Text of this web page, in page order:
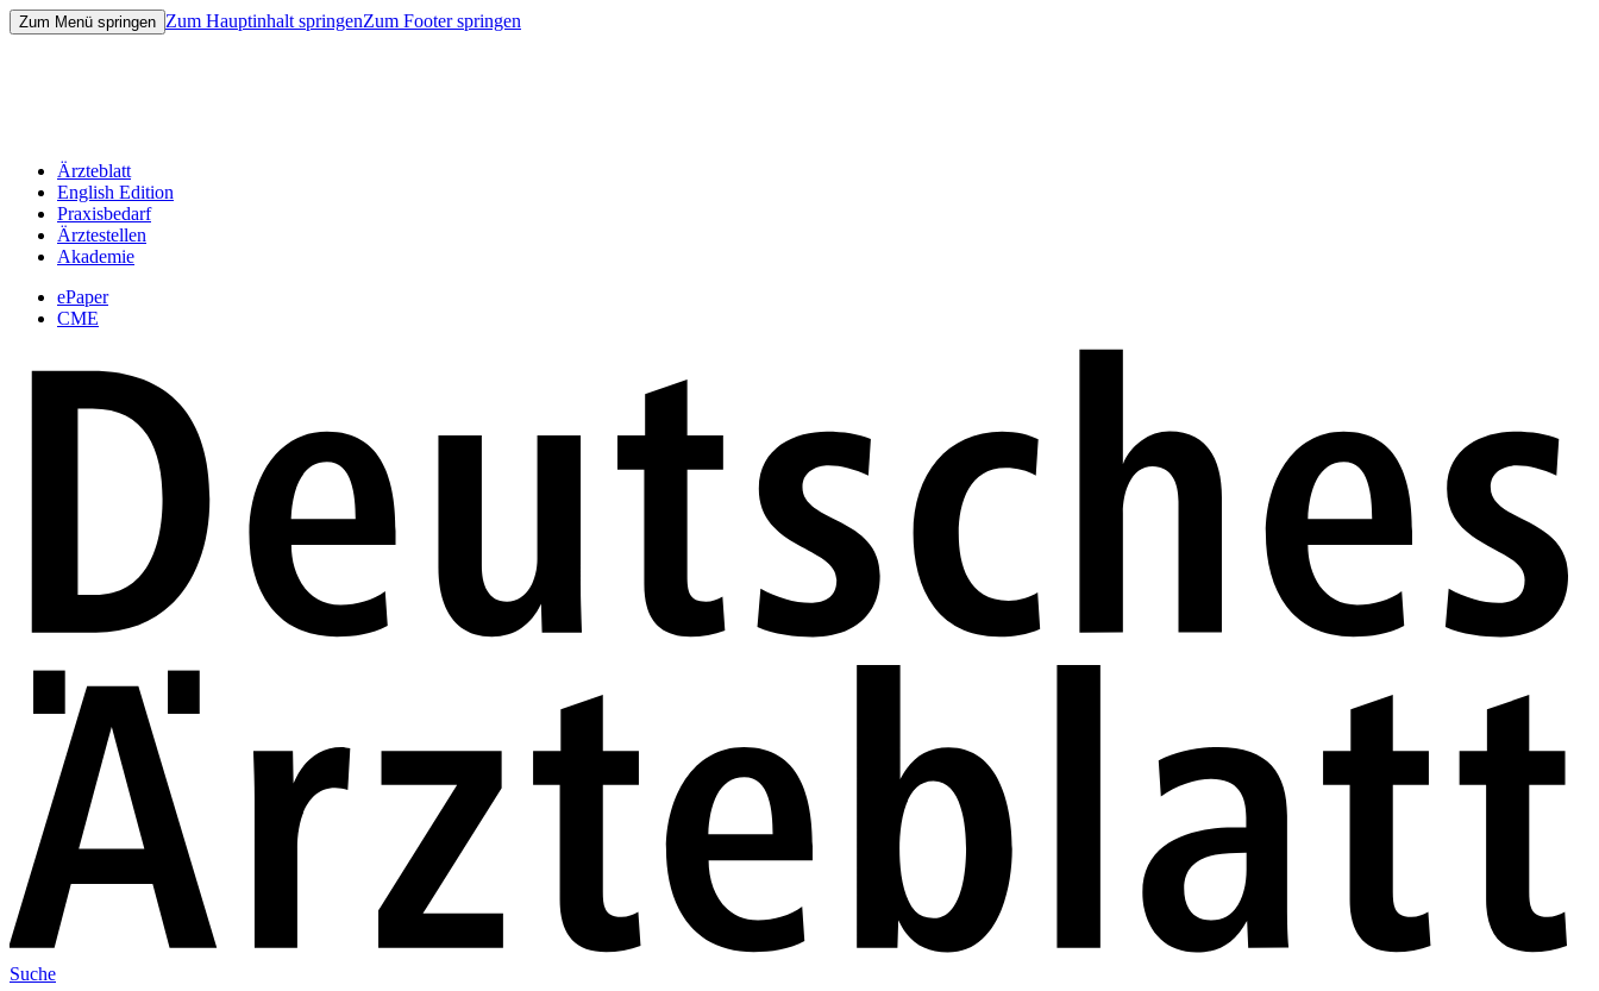
Zum Menü springen Zum Hauptinhalt springenZum Footer springen
Ärzteblatt
English Edition
Praxisbedarf
Ärztestellen
Akademie
ePaper
CME
Suche